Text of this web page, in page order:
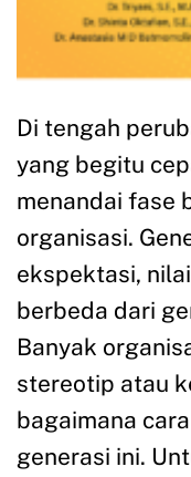
Di tengah
yang begitu
menandai fase
organisasi.
ekspektasi,
berbeda dari
Banyak
stereotip atau
bagaimana
generasi ini.